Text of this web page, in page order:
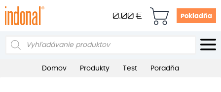
0.00 € Pokladňa
Products
Domov Produkty Test Poradňa